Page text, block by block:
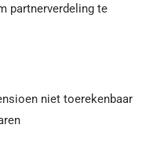
partnerverdeling te
niet toerekenbaar